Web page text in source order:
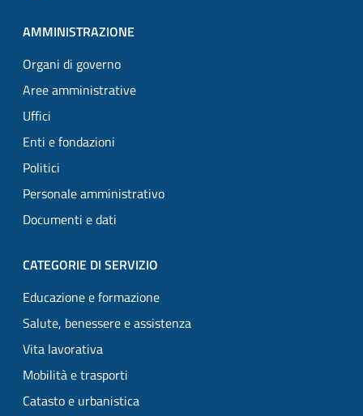
AMMINISTRAZIONE
Organi di governo
Aree amministrative
Uffici
Enti e fondazioni
Politici
Personale amministrativo
Documenti e dati
CATEGORIE DI SERVIZIO
Educazione e formazione
Salute, benessere e assistenza
Vita lavorativa
Mobilità e trasporti
Catasto e urbanistica